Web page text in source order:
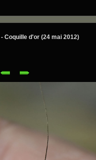
- Coquille d'or (24 mai 2012)